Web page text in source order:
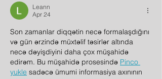
Leann
Apr 24
Son zamanlar diqqətin necə formalaşdığını
və gün ərzində müxtəlif təsirlər altında
necə dəyişdiyini daha çox müşahidə
edirəm. Bu müşahidə prosesində Pinco
yukle sadəcə ümumi informasiya axınının